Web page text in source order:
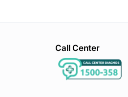
Call Center